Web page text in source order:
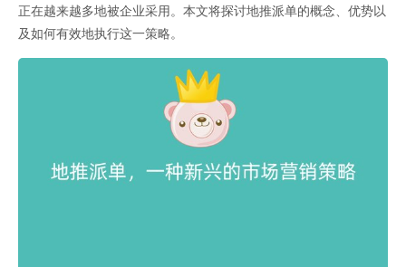
正在越来越多地被企业采用。本文将探讨地推派单的概念、优势以
及如何有效地执行这一策略。